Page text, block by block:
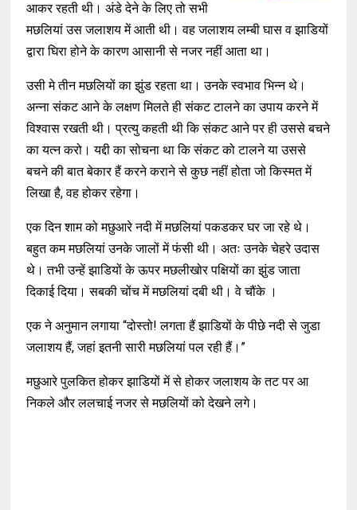
आकर रहती थी। अंडे देने के लिए तो सभी
मछलियां उस जलाशय में आती थी। वह जलाशय लम्बी घास व झाडियों
द्वारा घिरा होने के कारण आसानी से नजर नहीं आता था।
उसी मे तीन मछलियों का झुंड रहता था। उनके स्वभाव भिन्न थे।
अन्ना संकट आने के लक्षण मिलते ही संकट टालने का उपाय करने में
विश्वास रखती थी। प्रत्यु कहती थी कि संकट आने पर ही उससे बचने
का यत्न करो। यद्दी का सोचना था कि संकट को टालने या उससे
बचने की बात बेकार हैं करने कराने से कुछ नहीं होता जो किस्मत में
लिखा है, वह होकर रहेगा।
एक दिन शाम को मछुआरे नदी में मछलियां पकडकर घर जा रहे थे।
बहुत कम मछलियां उनके जालों में फंसी थी। अतः उनके चेहरे उदास
थे। तभी उन्हें झाडियों के ऊपर मछलीखोर पक्षियों का झुंड जाता
दिकाई दिया। सबकी चोंच में मछलियां दबी थी। वे चौंके ।
एक ने अनुमान लगाया “दोस्तो! लगता हैं झाडियों के पीछे नदी से जुडा
जलाशय हैं, जहां इतनी सारी मछलियां पल रही हैं।”
मछुआरे पुलकित होकर झाडियों में से होकर जलाशय के तट पर आ
निकले और ललचाई नजर से मछलियों को देखने लगे।